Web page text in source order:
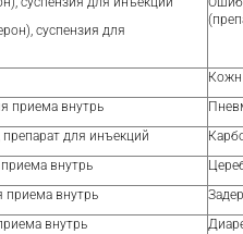
суспензия для
приема внутрь
для инъекций
внутрь
приема внутрь
внутрь